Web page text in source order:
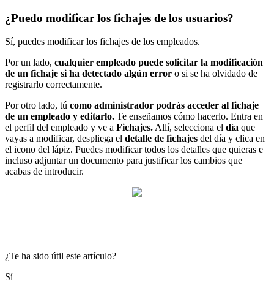
¿Puedo modificar los fichajes de los usuarios?
Sí, puedes modificar los fichajes de los empleados.
Por un lado, cualquier empleado puede solicitar la modificación
de un fichaje si ha detectado algún error o si se ha olvidado de
registrarlo correctamente.
Por otro lado, tú como administrador podrás acceder al fichaje
de un empleado y editarlo. Te enseñamos cómo hacerlo. Entra en
el perfil del empleado y ve a Fichajes. Allí, selecciona el día que
vayas a modificar, despliega el detalle de fichajes del día y clica en
el icono del lápiz. Puedes modificar todos los detalles que quieras e
incluso adjuntar un documento para justificar los cambios que
acabas de introducir.
¿Te ha sido útil este artículo?
Sí